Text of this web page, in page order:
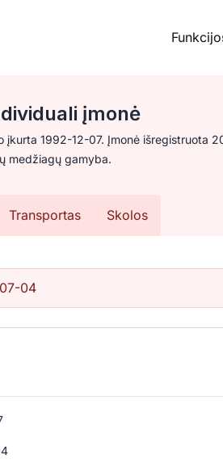
įmonė
įkurta 1992-12-07. Įmonė išregistruota
medžiagų gamyba.
Transportas Skolos
04